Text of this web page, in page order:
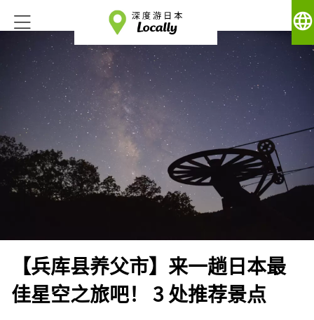
language
【兵库县养父市】来一趟日本最
佳星空之旅吧！ 3 处推荐景点